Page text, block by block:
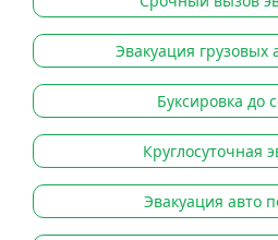
Эвакуация грузовых
Буксировка до
Круглосуточная
Эвакуация авто